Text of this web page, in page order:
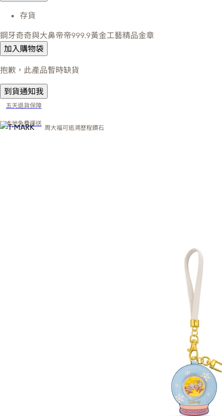
存貨
鋼牙奇奇與大鼻帝帝999.9黃金工藝精品金章
加入購物袋
抱歉，此產品暫時缺貨
到貨通知我
五天退貨保障
本地免費運送
周大福可追溯歷程鑽石